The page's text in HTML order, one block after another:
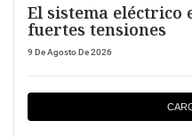
El sistema eléctrico
fuertes tensiones
9 De Agosto De 2026